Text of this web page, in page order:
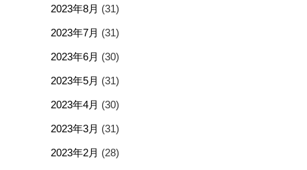
2023年8月 (31)
2023年7月 (31)
2023年6月 (30)
2023年5月 (31)
2023年4月 (30)
2023年3月 (31)
2023年2月 (28)